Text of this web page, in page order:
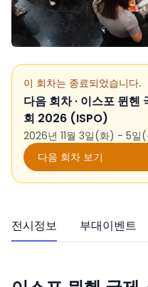
이 회차는 종료되었습니다.
다음 회차 · 이스포 뮌헨
회 2026 (ISPO)
2026년 11월 3일(화) - 5일
다음 회차 보기
전시정보 부대이벤트